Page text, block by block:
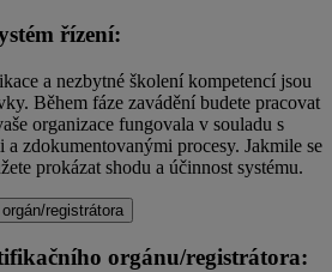
řízení:
a nezbytné školení kompetencí jsou
Během fáze zavádění budete pracovat
organizace fungovala v souladu s
a zdokumentovanými procesy. Jakmile se
prokázat shodu a účinnost systému.
registrátora
orgánu/registrátora: